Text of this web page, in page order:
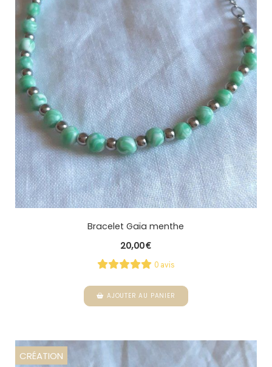
Bracelet Gaïa menthe
20,00€
0 avis
AJOUTER AU PANIER
CRÉATION